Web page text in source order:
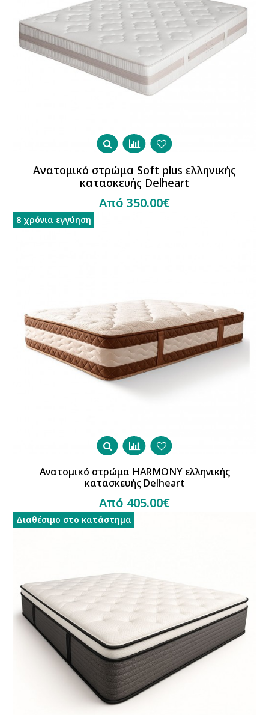
Ανατομικό στρώμα Soft plus ελληνικής
κατασκευής Delheart
Από 350.00€
8 χρόνια εγγύηση
Ανατομικό στρώμα HARMONY ελληνικής
κατασκευής Delheart
Από 405.00€
Διαθέσιμο στο κατάστημα